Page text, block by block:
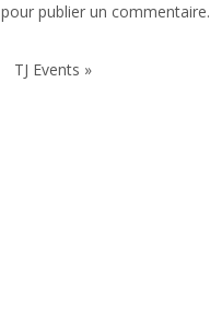
pour publier un commentaire.
TJ Events »